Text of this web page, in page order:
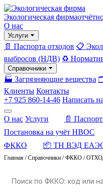
Экологическая фирма
О нас
Услуги
📄 Паспорта отходов 📋
выбросов (НДВ) ♻️
Справочники
🏭 Загрязняющие вещества
Клиенты Контакты
+7 925 860-14-46 Написать
О нас Услуги 📄
Постановка на учёт НВОС
ФККО
📦 ТН ВЭД
Главная /Справочники /ФККО /